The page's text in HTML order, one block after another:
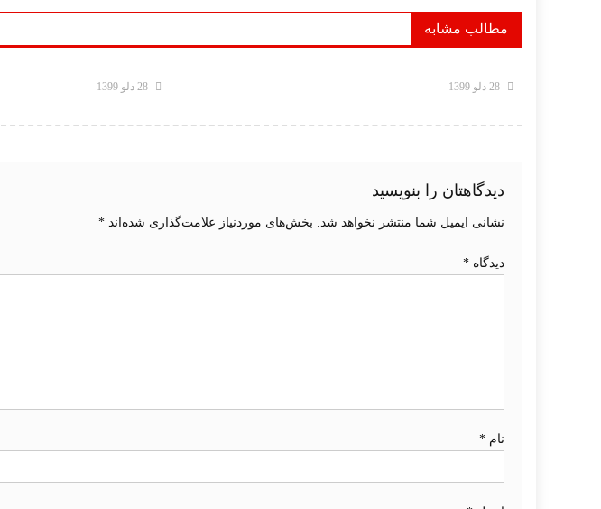
نوشته
مطالب مشابه
28 دلو 1399 28 دلو 1399
دیدگاهتان را بنویسید
نشانی ایمیل شما منتشر نخواهد شد. بخش‌های موردنیاز علامت‌گذاری شده‌اند *
دیدگاه *
نام *